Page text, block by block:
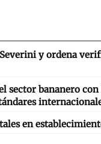
y ordena
sector bananero
en